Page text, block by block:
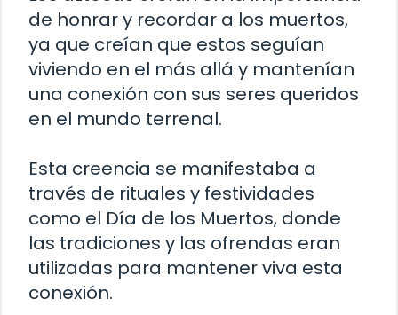
de honrar y recordar a los muertos,
ya que creían que estos seguían
viviendo en el más allá y mantenían
una conexión con sus seres queridos
en el mundo terrenal.
Esta creencia se manifestaba a
través de rituales y festividades
como el Día de los Muertos, donde
las tradiciones y las ofrendas eran
utilizadas para mantener viva esta
conexión.